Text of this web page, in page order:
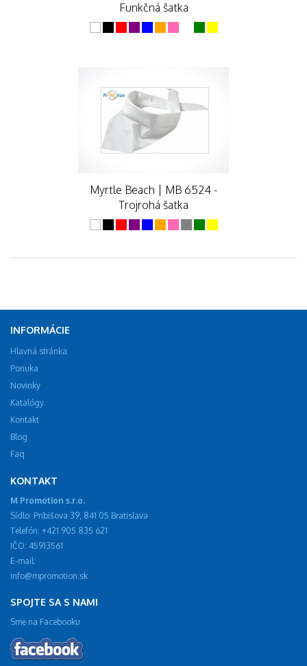
Funkčná šatka
Myrtle Beach | MB 6524 -
Trojrohá šatka
INFORMÁCIE
Hlavná stránka
Ponuka
Novinky
Katalógy
Kontakt
Blog
Faq
KONTAKT
M Promotion s.r.o.
Sídlo: Pribišova 39, 841 05 Bratislava
Telefón: +421 905 835 621
IČO: 45913561
E-mail:
info@mpromotion.sk
SPOJTE SA S NAMI
Sme na Facebooku